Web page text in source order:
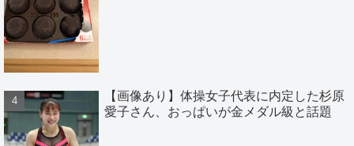
【画像あり】体操女子代表に内定した杉原
愛子さん、おっぱいが金メダル級と話題